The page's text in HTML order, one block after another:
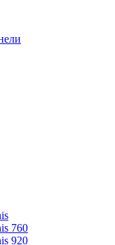
760
920